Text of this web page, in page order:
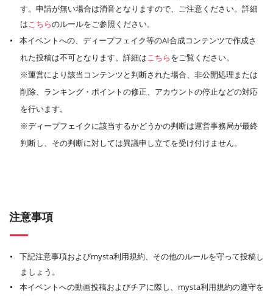
す。申請が無い場合は消音となりますので、ご注意ください。詳細
はこちらのルールをご参照ください。
本イベントへの、ディープフェイク等のAI合成コンテンツで作成さ
れた投稿は不可となります。詳細はこちらをご覧ください。
※運営により該当コンテンツと判断された場合、非公開処理または
削除、ランキング・ポイントの修正、アカウントの停止などの対応
を行います。
※ディープフェイクに該当するかどうかの判断は運営事務局が最終
判断し、その判断に対しては異議申し立てを受け付けません。
注意事項
下記注意事項およびmysta利用規約、その他のルールを守って投稿し
ましょう。
本イベントへの動画投稿およびチアに際し、mysta利用規約の遵守を